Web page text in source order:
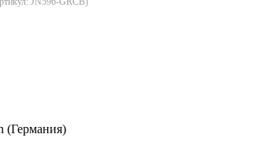
(Германия)